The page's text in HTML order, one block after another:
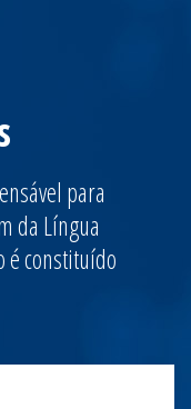
para
da Língua
é constituído